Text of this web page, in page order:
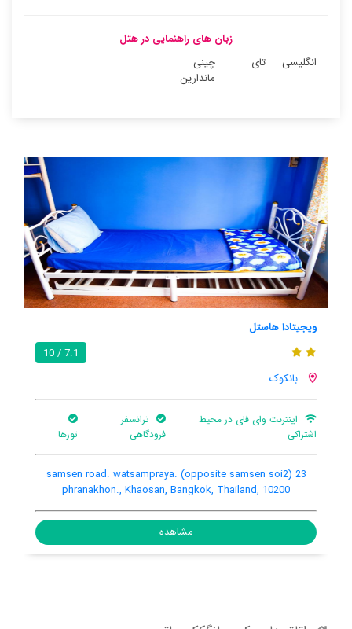
زبان های راهنمایی در هتل
انگلیسی
تای
چینی
ماندارین
ویجیتادا هاستل
7.1 / 10
بانکوک
اینترنت وای فای در محیط
اشتراکی
ترانسفر
فرودگاهی
تورها
23 (opposite samsen soi2) samsen road. watsampraya.
phranakhon., Khaosan, Bangkok, Thailand, 10200
مشاهده